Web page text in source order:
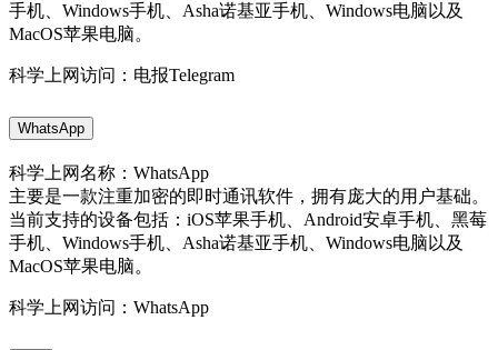
手机、Windows手机、Asha诺基亚手机、Windows电脑以及
MacOS苹果电脑。
科学上网访问：电报Telegram
WhatsApp
科学上网名称：WhatsApp
主要是一款注重加密的即时通讯软件，拥有庞大的用户基础。
当前支持的设备包括：iOS苹果手机、Android安卓手机、黑莓
手机、Windows手机、Asha诺基亚手机、Windows电脑以及
MacOS苹果电脑。
科学上网访问：WhatsApp